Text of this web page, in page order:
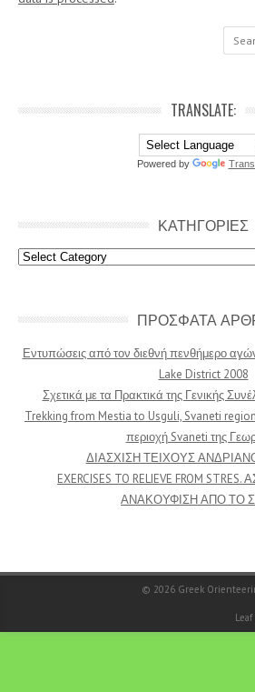
Search
TRANSLATE:
Powered by
ΚΑΤΗΓΟΡΙΕΣ
Κατηγοριες
ΠΡΟΣΦΑΤΑ
Εντυπώσεις από τον διεθνή πενθήμερο
Lake District 2008
Σχετικά με τα Πρακτικά της Γενικής
Trekking from Mestia to Usguli, Svaneti
περιοχή Svaneti της
ΔΙΑΣΧΙΣΗ ΤΕΙΧΟΥΣ
EXERCISES TO RELIEVE FROM
ΑΝΑΚΟΥΦΙΣΗ ΑΠΟ ΤΟ
© 2026 Greek